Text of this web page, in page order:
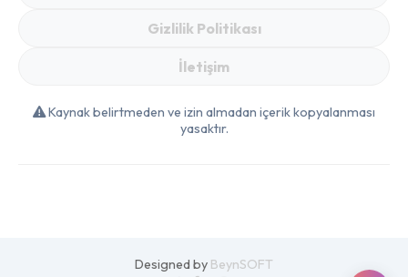
Gizlilik Politikası
İletişim
Kaynak belirtmeden ve izin almadan içerik kopyalanması
yasaktır.
Designed by BeynSOFT